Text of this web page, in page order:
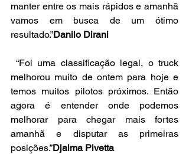
manter entre os mais rápidos e amanhã
vamos em busca de um ótimo
resultado.”Danilo Dirani
“Foi uma classificação legal, o truck
melhorou muito de ontem para hoje e
temos muitos pilotos próximos. Então
agora é entender onde podemos
melhorar para chegar mais fortes
amanhã e disputar as primeiras
posições.”Djalma Pivetta